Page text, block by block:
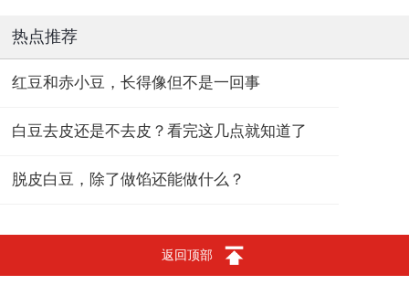
热点推荐
红豆和赤小豆，长得像但不是一回事
白豆去皮还是不去皮？看完这几点就知道了
脱皮白豆，除了做馅还能做什么？
返回顶部